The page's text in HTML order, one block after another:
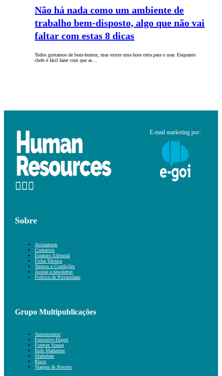
Não há nada como um ambiente de
trabalho bem-disposto, algo que não vai
faltar com estas 8 dicas
Todos gostamos de bom-humor, mas existe uma hora certa para o usar. Enquanto
chefe é fácil fazer com que as…
E-mail marketing por:
Sobre
Assinaturas
Contactos
Estatuto Editorial
Ficha Técnica
Termos e Condições
Assine a newsletter
Política de Privacidade
Grupo Multipublicações
Automonitor
Executive Digest
Forever Young
Kids Marketeer
Marketeer
Risco
Viagens & Resorts